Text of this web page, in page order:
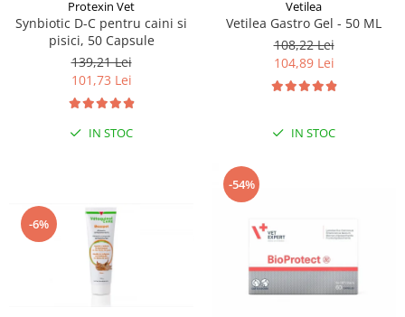
Sampoane si Balsamuri
Servetele Umede
Covorase absorbante
Curatare Ochi
Igiena Catel
Custi transport - Pisici
Jucarii Pisici
Lese, Hamuri si Zgarzi
Paturi, perne si cosuri pentru pisici
Recompense Delicioase
Protexin Vet
Synbiotic D-C pentru caini si
pisici, 50 Capsule
139,21 Lei
101,73 Lei
IN STOC
Vetilea
Vetilea Gastro Gel - 50 ML
108,22 Lei
104,89 Lei
IN STOC
-6%
-54%